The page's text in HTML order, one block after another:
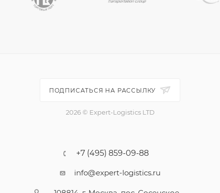
ПОДПИСАТЬСЯ НА РАССЫЛКУ
2026 © Expert-Logistics LTD
+7 (495) 859-09-88
info@expert-logistics.ru